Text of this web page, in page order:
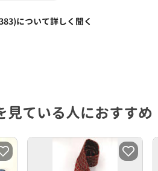
について詳しく聞く
見ている人におすすめ